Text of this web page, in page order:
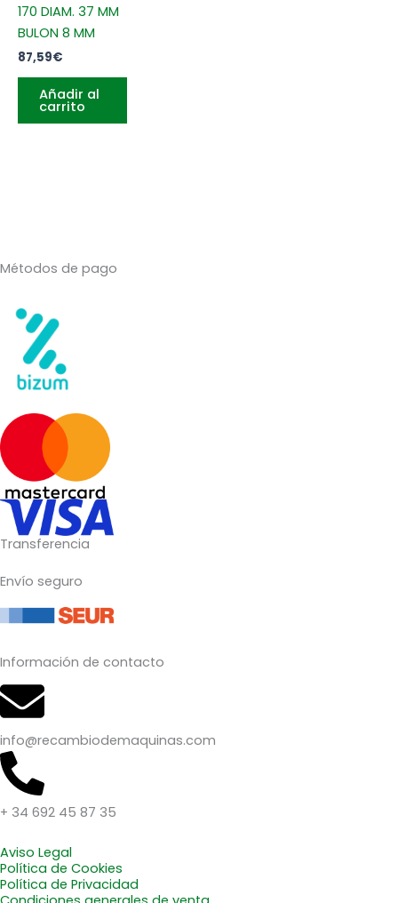
170 DIAM. 37 MM
BULON 8 MM
87,59€
Añadir al
carrito
Métodos de pago
Transferencia
Envío seguro
Información de contacto
info@recambiodemaquinas.com
+ 34 692 45 87 35
Aviso Legal
Política de Cookies
Política de Privacidad